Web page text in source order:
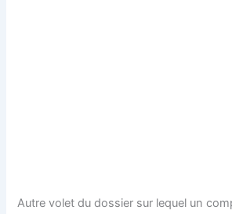
Autre volet du dossier sur lequel un